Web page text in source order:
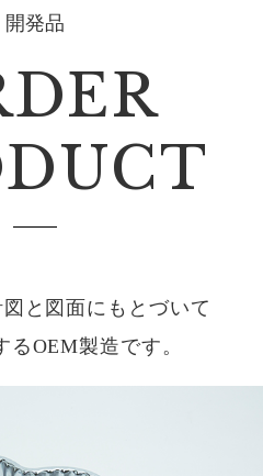
開発品
と図面にもとづいて
るOEM製造です。